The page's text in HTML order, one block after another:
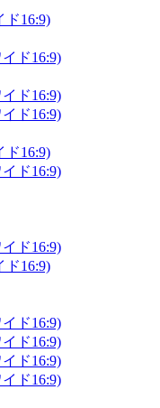
ド16:9)
ド16:9)
ド16:9)
ド16:9)
ド16:9)
ド16:9)
ド16:9)
ド16:9)
ド16:9)
ド16:9)
ド16:9)
ド16:9)